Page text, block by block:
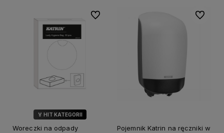
🏅 HIT KATEGORII
Woreczki na odpady
Do ulubionych
Pojemnik Katrin na ręczniki w
Do